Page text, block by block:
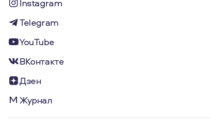
Instagram
Telegram
YouTube
ВКонтакте
Дзен
Журнал